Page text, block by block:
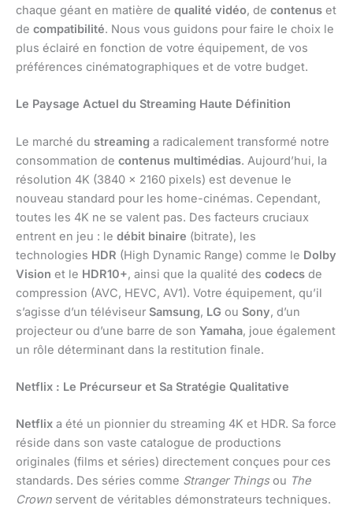
chaque géant en matière de qualité vidéo, de contenus et
de compatibilité. Nous vous guidons pour faire le choix le
plus éclairé en fonction de votre équipement, de vos
préférences cinématographiques et de votre budget.
Le Paysage Actuel du Streaming Haute Définition
Le marché du streaming a radicalement transformé notre
consommation de contenus multimédias. Aujourd’hui, la
résolution 4K (3840 x 2160 pixels) est devenue le
nouveau standard pour les home-cinémas. Cependant,
toutes les 4K ne se valent pas. Des facteurs cruciaux
entrent en jeu : le débit binaire (bitrate), les
technologies HDR (High Dynamic Range) comme le Dolby
Vision et le HDR10+, ainsi que la qualité des codecs de
compression (AVC, HEVC, AV1). Votre équipement, qu’il
s’agisse d’un téléviseur Samsung, LG ou Sony, d’un
projecteur ou d’une barre de son Yamaha, joue également
un rôle déterminant dans la restitution finale.
Netflix : Le Précurseur et Sa Stratégie Qualitative
Netflix a été un pionnier du streaming 4K et HDR. Sa force
réside dans son vaste catalogue de productions
originales (films et séries) directement conçues pour ces
standards. Des séries comme Stranger Thingsou The
Crown servent de véritables démonstrateurs techniques.